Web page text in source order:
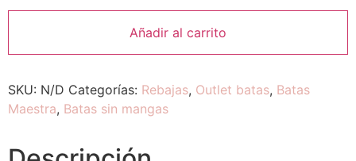
Añadir al carrito
SKU: N/D Categorías: Rebajas, Outlet batas, Batas
Maestra, Batas sin mangas